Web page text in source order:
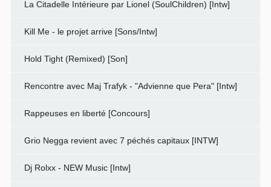
La Citadelle Intérieure par Lionel (SoulChildren) [Intw]
Kill Me - le projet arrive [Sons/Intw]
Hold Tight (Remixed) [Son]
Rencontre avec Maj Trafyk - "Advienne que Pera" [Intw]
Rappeuses en liberté [Concours]
Grio Negga revient avec 7 péchés capitaux [INTW]
Dj Rolxx - NEW Music [Intw]